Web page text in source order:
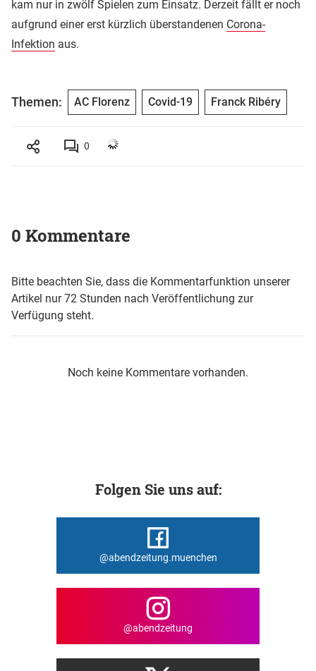
kam nur in zwölf Spielen zum Einsatz. Derzeit fällt er noch
aufgrund einer erst kürzlich überstandenen Corona-
Infektion aus.
Themen: AC Florenz Covid-19 Franck Ribéry
0
0 Kommentare
Bitte beachten Sie, dass die Kommentarfunktion unserer
Artikel nur 72 Stunden nach Veröffentlichung zur
Verfügung steht.
Noch keine Kommentare vorhanden.
Folgen Sie uns auf:
@abendzeitung.muenchen
@abendzeitung